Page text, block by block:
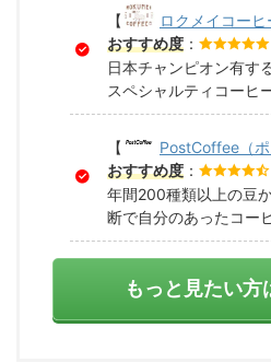
【 ロクメイコーヒ
おすすめ度 ：
日本チャンピオン有す
スペシャルティコーヒ
【 PostCoffee（ポ
おすすめ度 ：
年間200種類以上の豆
断で自分のあったコー
もっと見たい方